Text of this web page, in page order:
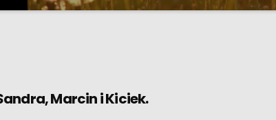
organizacji przestrzeni, a także inspirujące chwile, które […]
Marcin i Kiciek.